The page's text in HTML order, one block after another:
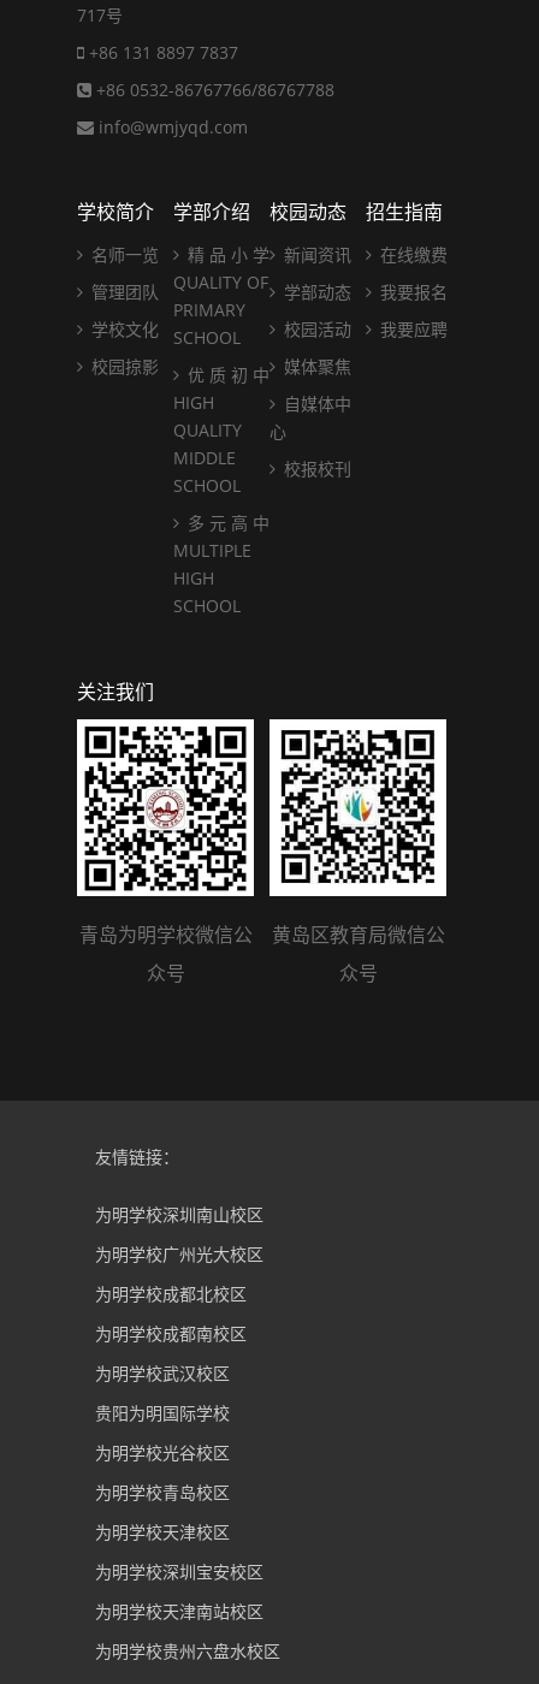
717号
+86 131 8897 7837
+86 0532-86767766/86767788
info@wmjyqd.com
学校简介
名师一览
管理团队
学校文化
校园掠影
学部介绍
精 品 小 学
QUALITY OF
PRIMARY
SCHOOL
优 质 初 中
HIGH
QUALITY
MIDDLE
SCHOOL
多 元 高 中
MULTIPLE
HIGH
SCHOOL
校园动态
新闻资讯
学部动态
校园活动
媒体聚焦
自媒体中
心
校报校刊
招生指南
在线缴费
我要报名
我要应聘
关注我们
青岛为明学校微信公
众号
黄岛区教育局微信公
众号
友情链接：
为明学校深圳南山校区
为明学校广州光大校区
为明学校成都北校区
为明学校成都南校区
为明学校武汉校区
贵阳为明国际学校
为明学校光谷校区
为明学校青岛校区
为明学校天津校区
为明学校深圳宝安校区
为明学校天津南站校区
为明学校贵州六盘水校区